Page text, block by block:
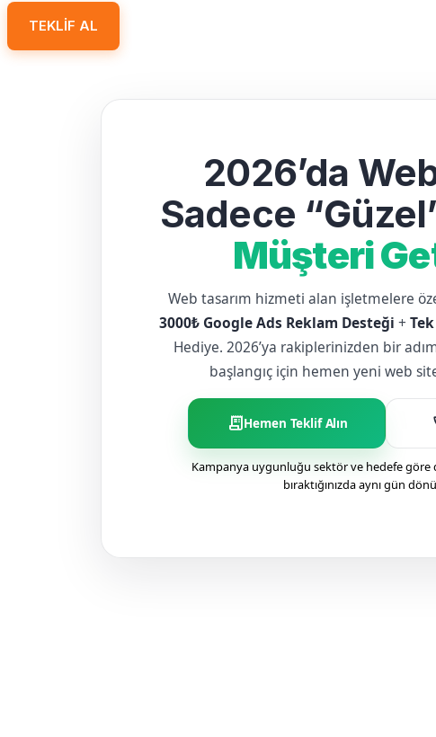
TEKLIF AL
2026’da
Sadece
Müşteri
Web tasarım hizmeti alan işletmelere
3000₺ Google Ads Reklam Desteği +
Hediye. 2026’ya rakiplerinizden bir
başlangıç için hemen yeni web
receipt_longHemen Teklif Alın
Kampanya uygunluğu sektör ve hedefe göre
bıraktığınızda aynı gün